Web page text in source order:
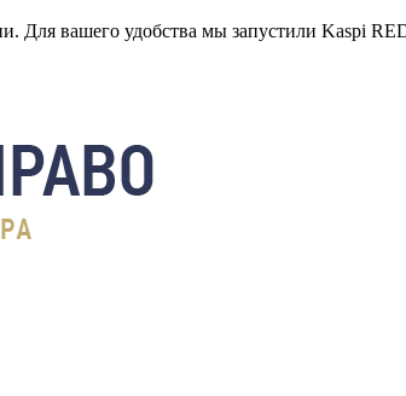
Для вашего удобства мы запустили Kaspi